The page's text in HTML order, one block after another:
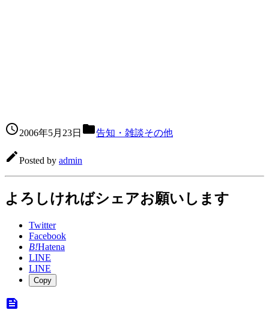
2006年5月23日 告知・雑談その他
Posted by admin
よろしければシェアお願いします
Twitter
Facebook
B!Hatena
LINE
LINE
Copy
